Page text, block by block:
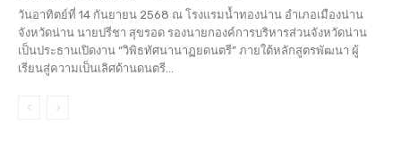
วันอาทิตย์ที่ 14 กันยายน 2568 ณ โรงแรมน้ำทองน่าน อำเภอเมืองน่าน
จังหวัดน่าน นายปรีชา สุขรอด รองนายกองค์การบริหารส่วนจังหวัดน่าน
เป็นประธานเปิดงาน “วิพิธทัศนานาฏยดนตรี” ภายใต้หลักสูตรพัฒนา ผู้
เรียนสู่ความเป็นเลิศด้านดนตรี...